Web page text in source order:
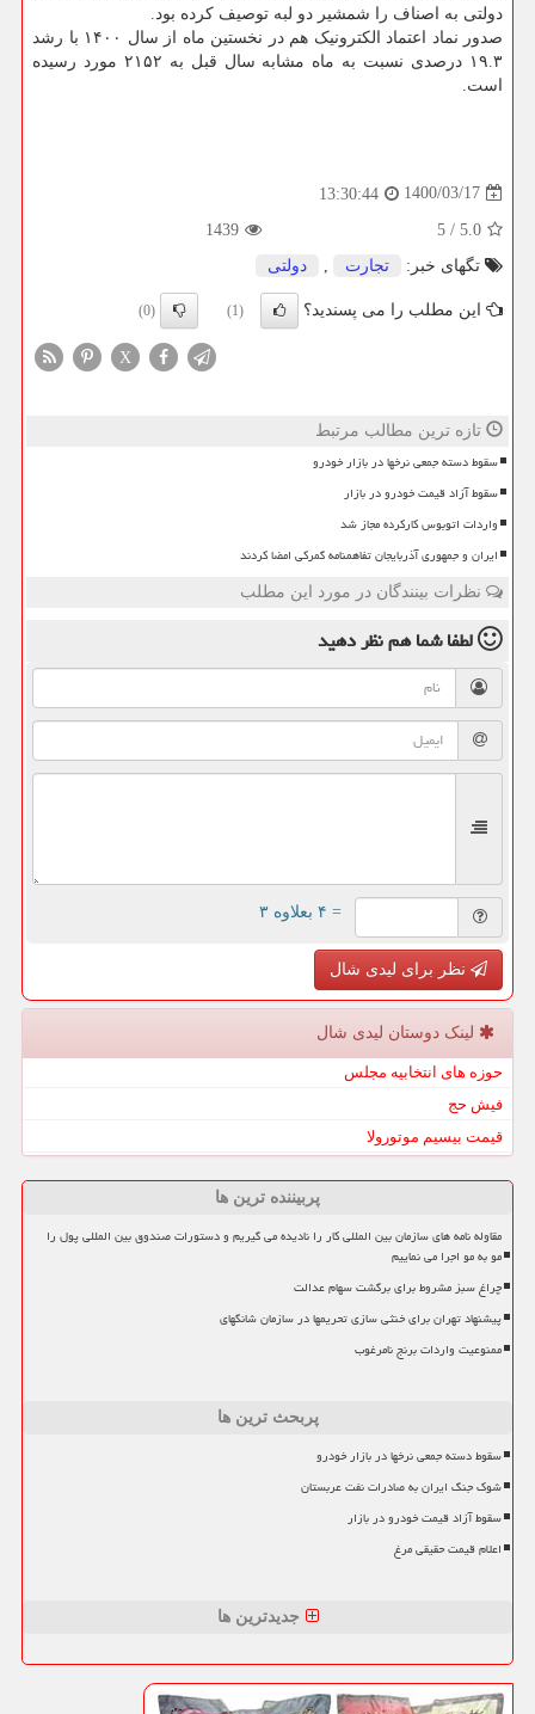
دولتی به اصناف را شمشیر دو لبه توصیف کرده بود.
صدور نماد اعتماد الکترونیک هم در نخستین ماه از سال ۱۴۰۰ با رشد
۱۹.۳ درصدی نسبت به ماه مشابه سال قبل به ۲۱۵۲ مورد رسیده
است.
1400/03/17
13:30:44
5.0
/
5
1439
تگهای خبر:
تجارت دولتی
این مطلب را می پسندید؟ (1)
(0)
X
تازه ترین مطالب مرتبط
سقوط دسته جمعی نرخها در بازار خودرو
سقوط آزاد قیمت خودرو در بازار
واردات اتوبوس کارکرده مجاز شد
ایران و جمهوری آذربایجان تفاهمنامه گمرکی امضا کردند
نظرات بینندگان در مورد این مطلب
لطفا شما همنظر دهید
= ۴ بعلاوه ۳
نظر برای لیدی شال
لینک دوستان لیدی شال
حوزه های انتخابیه مجلس
فیش حج
قیمت بیسیم موتورولا
پربیننده ترین ها
مقاوله نامه های سازمان بین المللی کار را نادیده می گیریم و دستورات صندوق بین المللی پول را
مو به مو اجرا می نماییم
چراغ سبز مشروط برای برگشت سهام عدالت
پیشنهاد تهران برای خنثی سازی تحریمها در سازمان شانگهای
ممنوعیت واردات برنج نامرغوب
پربحث ترین ها
سقوط دسته جمعی نرخها در بازار خودرو
شوک جنگ ایران به صادرات نفت عربستان
سقوط آزاد قیمت خودرو در بازار
اعلام قیمت حقیقی مرغ
جدیدترین ها